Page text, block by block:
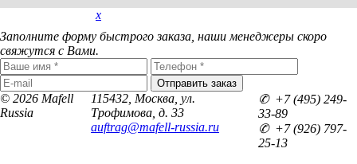
Покупка в 1 кликx
Заполните форму быстрого заказа, наши менеджеры скоро
свяжутся с Вами.
© 2026 Mafell
Russia
115432, Москва, ул.
Трофимова, д. 33
auftrag@mafell-russia.ru
✆ +7 (495) 249-
33-89
✆ +7 (926) 797-
25-13